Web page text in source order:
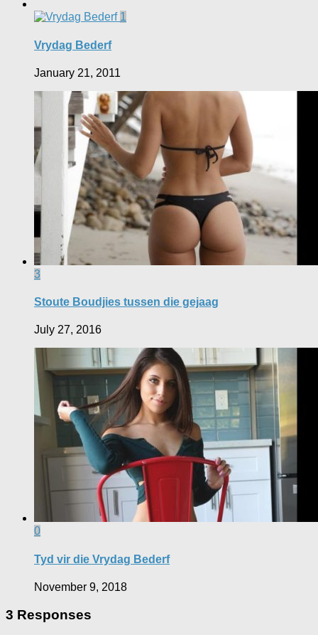
1
Vrydag Bederf
January 21, 2011
3
Stoute Boudjies tussen die gejaag
July 27, 2016
0
Tyd vir die Vrydag Bederf
November 9, 2018
3 Responses